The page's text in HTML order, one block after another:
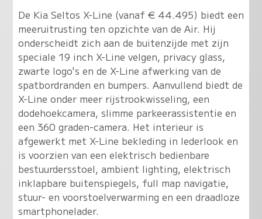
De Kia Seltos X-Line (vanaf € 44.495) biedt een
meeruitrusting ten opzichte van de Air. Hij
onderscheidt zich aan de buitenzijde met zijn
speciale 19 inch X-Line velgen, privacy glass,
zwarte logo's en de X-Line afwerking van de
spatbordranden en bumpers. Aanvullend biedt de
X-Line onder meer rijstrookwisseling, een
dodehoekcamera, slimme parkeerassistentie en
een 360 graden-camera. Het interieur is
afgewerkt met X-Line bekleding in lederlook en
is voorzien van een elektrisch bedienbare
bestuurdersstoel, ambient lighting, elektrisch
inklapbare buitenspiegels, full map navigatie,
stuur- en voorstoelverwarming en een draadloze
smartphonelader.